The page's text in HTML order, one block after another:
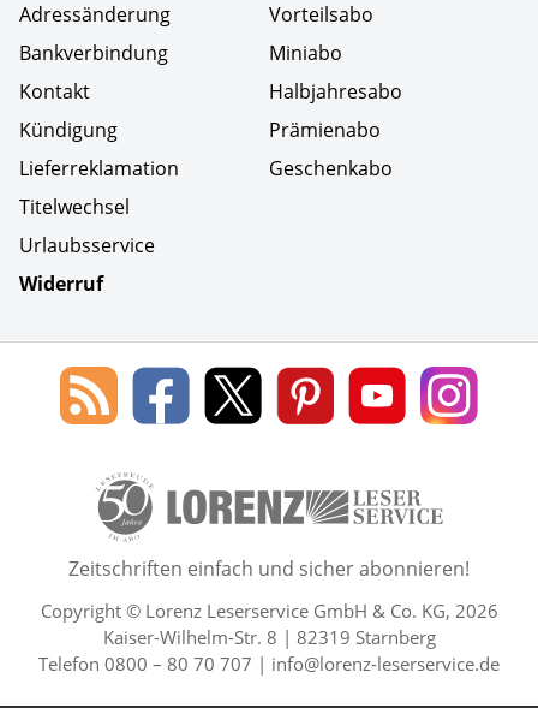
Adressänderung
Bankverbindung
Kontakt
Kündigung
Lieferreklamation
Titelwechsel
Urlaubsservice
Widerruf
Vorteilsabo
Miniabo
Halbjahresabo
Prämienabo
Geschenkabo
Social Media
Blog
des
Leserservice
Lorenz
Leserservice
Lorenz
Leserservice
Lorenz
Leserservice
Lorenz
Leserservice
Lorenz
50 Lesefreude im Abo Jahre
Zeitschriften einfach und sicher abonnieren!
Copyright © Lorenz Leserservice GmbH & Co. KG, 2026
Kaiser-Wilhelm-Str. 8 | 82319 Starnberg
Telefon 0800 – 80 70 707 | info@lorenz-leserservice.de